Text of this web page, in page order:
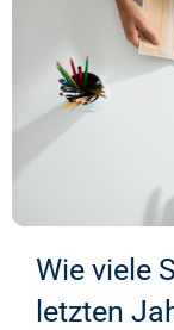
Wie viele
letzten